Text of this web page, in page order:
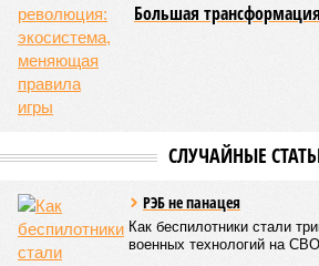
Большая трансформация
СЛУЧАЙНЫЕ
РЭБ не панацея
Как беспилотники стали
военных технологий на СВО